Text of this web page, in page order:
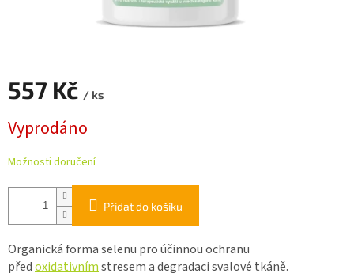
557 Kč / ks
cena:
Vyprodáno
Možnosti doručení
Přidat do košíku
Organická forma selenu pro účinnou ochranu
předoxidativnímstresem a degradaci svalové tkáně.